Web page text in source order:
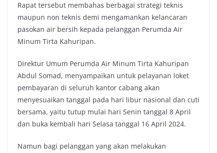
Rapat tersebut membahas berbagai strategi teknis
maupun non teknis demi mengamankan kelancaran
pasokan air bersih kepada pelanggan Perumda Air
Minum Tirta Kahuripan.
Direktur Umum Perumda Air Minum Tirta Kahuripan
Abdul Somad, menyampaikan untuk pelayanan loket
pembayaran di seluruh kantor cabang akan
menyesuaikan tanggal pada hari libur nasional dan cuti
bersama, yaitu tutup mulai hari Senin tanggal 8 April
dan buka kembali hari Selasa tanggal 16 April 2024.
Namun bagi pelanggan yang akan melakukan